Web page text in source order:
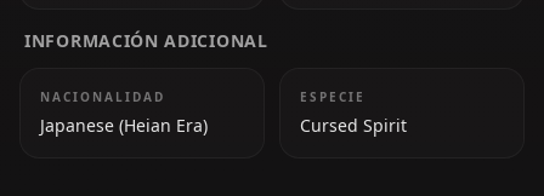
INFORMACIÓN ADICIONAL
NACIONALIDAD
Japanese (Heian Era)
ESPECIE
Cursed Spirit